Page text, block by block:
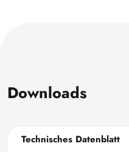
Downloads
Technisches Datenblatt